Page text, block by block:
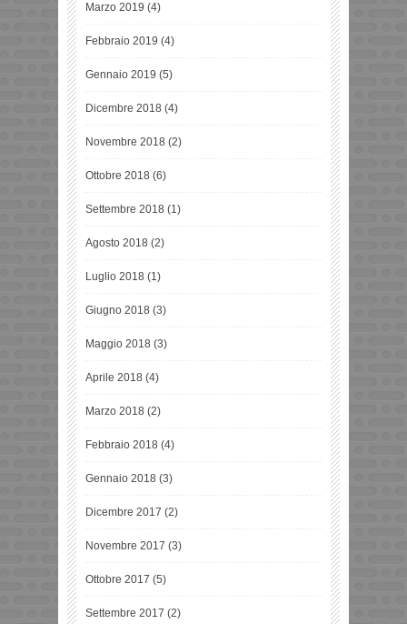
Marzo 2019 (4)
Febbraio 2019 (4)
Gennaio 2019 (5)
Dicembre 2018 (4)
Novembre 2018 (2)
Ottobre 2018 (6)
Settembre 2018 (1)
Agosto 2018 (2)
Luglio 2018 (1)
Giugno 2018 (3)
Maggio 2018 (3)
Aprile 2018 (4)
Marzo 2018 (2)
Febbraio 2018 (4)
Gennaio 2018 (3)
Dicembre 2017 (2)
Novembre 2017 (3)
Ottobre 2017 (5)
Settembre 2017 (2)